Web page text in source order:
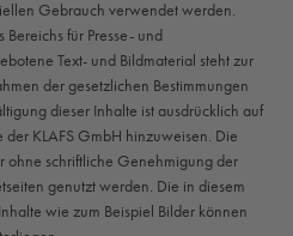
Gebrauch verwendet werden.
für Presse- und
Text- und Bildmaterial steht zur
der gesetzlichen Bestimmungen
dieser Inhalte ist ausdrücklich auf
KLAFS GmbH hinzuweisen. Die
ohne schriftliche Genehmigung der
genutzt werden. Die in diesem
wie zum Beispiel Bilder können